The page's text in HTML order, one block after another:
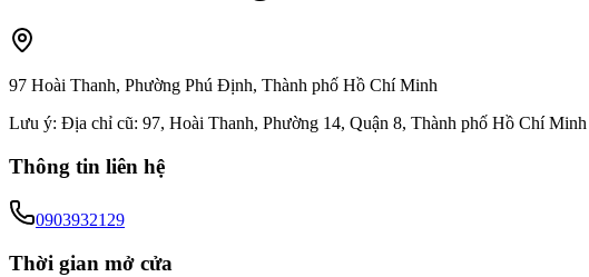
97 Hoài Thanh, Phường Phú Định, Thành phố Hồ Chí Minh
Lưu ý: Địa chỉ cũ: 97, Hoài Thanh, Phường 14, Quận 8, Thành phố Hồ Chí Minh
Thông tin liên hệ
0903932129
Thời gian mở cửa